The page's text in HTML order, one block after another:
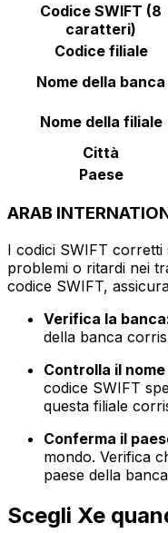
Codice SWIFT (8
caratteri)
Codice filiale
Nome della banca
Nome della filiale
Città
Paese
ARAB
I codici SWIFT
problemi o ritardi nei
codice SWIFT,
Verifica la
della banca
Controlla il
codice SWIFT
questa filiale
Conferma il
mondo. Verifica
paese della
Scegli Xe